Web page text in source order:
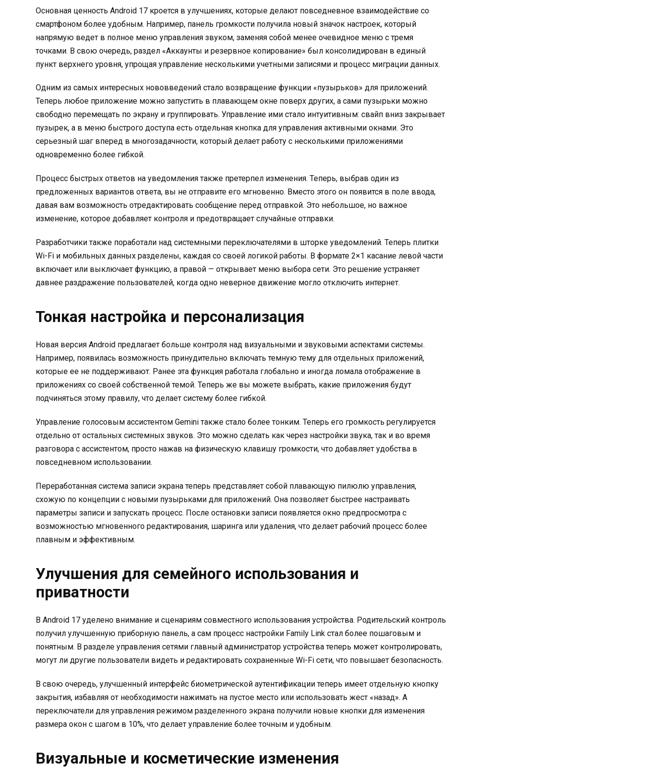
Основная ценность Android 17 кроется в улучшениях, которые делают повседневное взаимодействие со
смартфоном более удобным. Например, панель громкости получила новый значок настроек, который
напрямую ведет в полное меню управления звуком, заменяя собой менее очевидное меню с тремя
точками. В свою очередь, раздел «Аккаунты и резервное копирование» был консолидирован в единый
пункт верхнего уровня, упрощая управление несколькими учетными записями и процесс миграции данных.
Одним из самых интересных нововведений стало возвращение функции «пузырьков» для приложений.
Теперь любое приложение можно запустить в плавающем окне поверх других, а сами пузырьки можно
свободно перемещать по экрану и группировать. Управление ими стало интуитивным: свайп вниз закрывает
пузырек, а в меню быстрого доступа есть отдельная кнопка для управления активными окнами. Это
серьезный шаг вперед в многозадачности, который делает работу с несколькими приложениями
одновременно более гибкой.
Процесс быстрых ответов на уведомления также претерпел изменения. Теперь, выбрав один из
предложенных вариантов ответа, вы не отправите его мгновенно. Вместо этого он появится в поле ввода,
давая вам возможность отредактировать сообщение перед отправкой. Это небольшое, но важное
изменение, которое добавляет контроля и предотвращает случайные отправки.
Разработчики также поработали над системными переключателями в шторке уведомлений. Теперь плитки
Wi-Fi и мобильных данных разделены, каждая со своей логикой работы. В формате 2×1 касание левой части
включает или выключает функцию, а правой — открывает меню выбора сети. Это решение устраняет
давнее раздражение пользователей, когда одно неверное движение могло отключить интернет.
Тонкая настройка и персонализация
Новая версия Android предлагает больше контроля над визуальными и звуковыми аспектами системы.
Например, появилась возможность принудительно включать темную тему для отдельных приложений,
которые ее не поддерживают. Ранее эта функция работала глобально и иногда ломала отображение в
приложениях со своей собственной темой. Теперь же вы можете выбрать, какие приложения будут
подчиняться этому правилу, что делает систему более гибкой.
Управление голосовым ассистентом Gemini также стало более тонким. Теперь его громкость регулируется
отдельно от остальных системных звуков. Это можно сделать как через настройки звука, так и во время
разговора с ассистентом, просто нажав на физическую клавишу громкости, что добавляет удобства в
повседневном использовании.
Переработанная система записи экрана теперь представляет собой плавающую пилюлю управления,
схожую по концепции с новыми пузырьками для приложений. Она позволяет быстрее настраивать
параметры записи и запускать процесс. После остановки записи появляется окно предпросмотра с
возможностью мгновенного редактирования, шаринга или удаления, что делает рабочий процесс более
плавным и эффективным.
Улучшения для семейного использования и
приватности
В Android 17 уделено внимание и сценариям совместного использования устройства. Родительский контроль
получил улучшенную приборную панель, а сам процесс настройки Family Link стал более пошаговым и
понятным. В разделе управления сетями главный администратор устройства теперь может контролировать,
могут ли другие пользователи видеть и редактировать сохраненные Wi-Fi сети, что повышает безопасность.
В свою очередь, улучшенный интерфейс биометрической аутентификации теперь имеет отдельную кнопку
закрытия, избавляя от необходимости нажимать на пустое место или использовать жест «назад». А
переключатели для управления режимом разделенного экрана получили новые кнопки для изменения
размера окон с шагом в 10%, что делает управление более точным и удобным.
Визуальные и косметические изменения